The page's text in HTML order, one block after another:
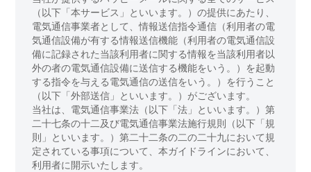
（以下「本サービス」といいます。）の提供にあたり、
電気通信事業者として、情報送信指令通信（利用者の電
気通信設備が有する情報送信機能（利用者の電気通信設
備に記録された当該利用者に関する情報を当該利用者以
外の者の電気通信設備に送信する機能をいう。）を起動
する指令を与える電気通信の送信をいう。）を行うこと
（以下「外部送信」といいます。）がございます。
当社は、電気通信事業法（以下「法」といいます。）第
二十七条の十二及び電気通信事業法施行規則（以下「規
則」といいます。）第二十二条の二の二十九において規
定されている事項について、本ガイドラインにおいて、
利用者に開示いたします。